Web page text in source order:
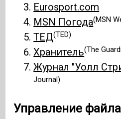
Eurosport.com
MSN Погода(MSN
ТЕД(TED)
Хранитель(The
Журнал "Уолл
Journal)
Управление